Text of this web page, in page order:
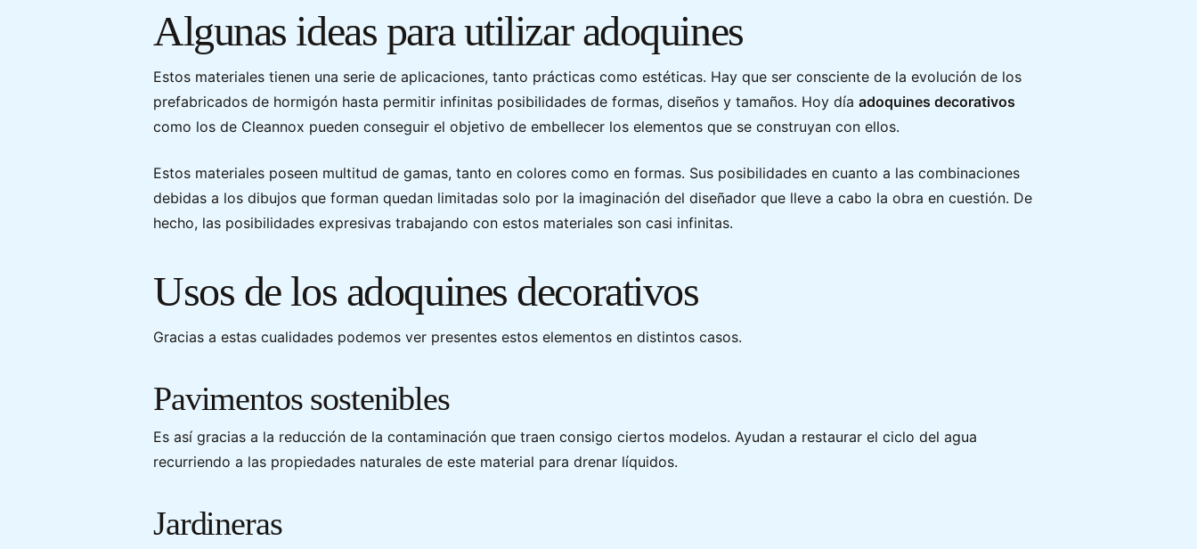
Algunas ideas para utilizar adoquines
Estos materiales tienen una serie de aplicaciones, tanto prácticas como estéticas. Hay que ser consciente de la evolución de los
prefabricados de hormigón hasta permitir infinitas posibilidades de formas, diseños y tamaños. Hoy día adoquines decorativos
como los de Cleannox pueden conseguir el objetivo de embellecer los elementos que se construyan con ellos.
Estos materiales poseen multitud de gamas, tanto en colores como en formas. Sus posibilidades en cuanto a las combinaciones
debidas a los dibujos que forman quedan limitadas solo por la imaginación del diseñador que lleve a cabo la obra en cuestión. De
hecho, las posibilidades expresivas trabajando con estos materiales son casi infinitas.
Usos de los adoquines decorativos
Gracias a estas cualidades podemos ver presentes estos elementos en distintos casos.
Pavimentos sostenibles
Es así gracias a la reducción de la contaminación que traen consigo ciertos modelos. Ayudan a restaurar el ciclo del agua
recurriendo a las propiedades naturales de este material para drenar líquidos.
Jardineras